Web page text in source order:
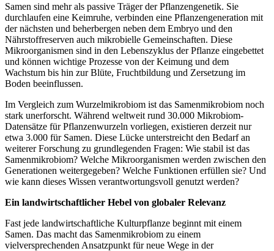
Samen sind mehr als passive Träger der Pflanzengenetik. Sie
durchlaufen eine Keimruhe, verbinden eine Pflanzengeneration mit
der nächsten und beherbergen neben dem Embryo und den
Nährstoffreserven auch mikrobielle Gemeinschaften. Diese
Mikroorganismen sind in den Lebenszyklus der Pflanze eingebettet
und können wichtige Prozesse von der Keimung und dem
Wachstum bis hin zur Blüte, Fruchtbildung und Zersetzung im
Boden beeinflussen.
Im Vergleich zum Wurzelmikrobiom ist das Samenmikrobiom noch
stark unerforscht. Während weltweit rund 30.000 Mikrobiom-
Datensätze für Pflanzenwurzeln vorliegen, existieren derzeit nur
etwa 3.000 für Samen. Diese Lücke unterstreicht den Bedarf an
weiterer Forschung zu grundlegenden Fragen: Wie stabil ist das
Samenmikrobiom? Welche Mikroorganismen werden zwischen den
Generationen weitergegeben? Welche Funktionen erfüllen sie? Und
wie kann dieses Wissen verantwortungsvoll genutzt werden?
Ein landwirtschaftlicher Hebel von globaler Relevanz
Fast jede landwirtschaftliche Kulturpflanze beginnt mit einem
Samen. Das macht das Samenmikrobiom zu einem
vielversprechenden Ansatzpunkt für neue Wege in der